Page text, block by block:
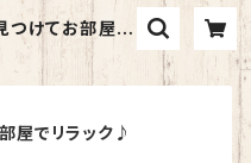
つけてお部屋で
nello
屋でリラック♪